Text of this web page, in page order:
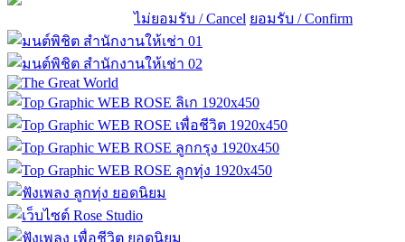
ไม่ยอมรับ / Cancel ยอมรับ / Confirm